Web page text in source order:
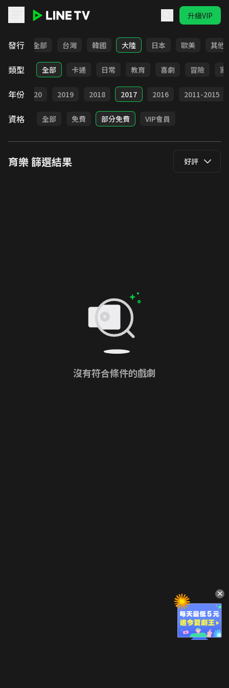
升級VIP
發行 全部 台灣 韓國 大陸 日本 歐美 其他
類型 全部 卡通 日常 教育 喜劇 冒險 家
年份 2020 2019 2018 2017 2016 2011-2015
資格 全部 免費 部分免費 VIP會員
育樂篩選結果 好評
沒有符合條件的戲劇